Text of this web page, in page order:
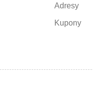
Adresy
Kupony